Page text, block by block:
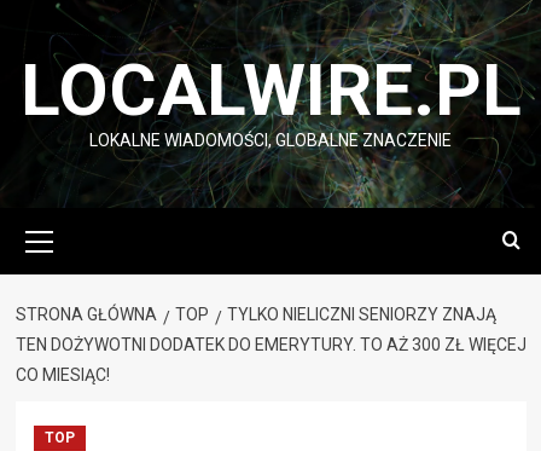
Przejdź
LOCALWIRE.PL
LOKALNE WIADOMOŚCI, GLOBALNE ZNACZENIE
główne
STRONA GŁÓWNA TOP
TYLKO NIELICZNI SENIORZY ZNAJĄ
TEN DOŻYWOTNI DODATEK DO EMERYTURY. TO AŻ 300 ZŁ WIĘCEJ
CO MIESIĄC!
TOP